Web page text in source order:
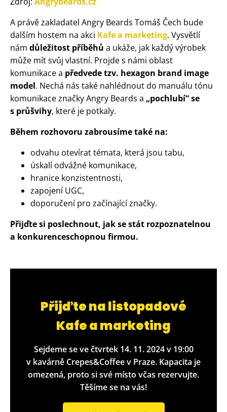
A právě zakladatel Angry Beards Tomáš Čech bude
dalším hostem na akci Kafe a marketing. Vysvětlí
nám důležitost příběhů a ukáže, jak každý výrobek
může mít svůj vlastní. Projde s námi oblast
komunikace a předvede tzv. hexagon brand image
model. Nechá nás také nahlédnout do manuálu tónu
komunikace značky Angry Beards a „pochlubí“ se
s průšvihy, které je potkaly.
Během rozhovoru zabrousíme také na:
odvahu otevírat témata, která jsou tabu,
úskalí odvážné komunikace,
hranice konzistentnosti,
zapojení UGC,
doporučení pro začínající značky.
Přijďte si poslechnout, jak se stát rozpoznatelnou
a konkurenceschopnou firmou.
Přijďte na listopadové
Kafe a marketing
Sejdeme se ve čtvrtek 14. 11. 2024 v 19:00
v kavárně Crepes&Coffee v Praze. Kapacita je
omezená, proto si své místo včas rezervujte.
Těšíme se na vás!